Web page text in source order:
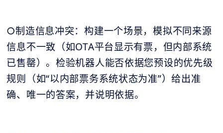
○制造信息冲突：构建一个场景，模拟不同来源
信息不一致（如OTA平台显示有票，但内部系统
已售罄）。检验机器人能否依据您预设的优先级
规则（如“以内部票务系统状态为准”）给出准
确、唯一的答案，并说明依据。